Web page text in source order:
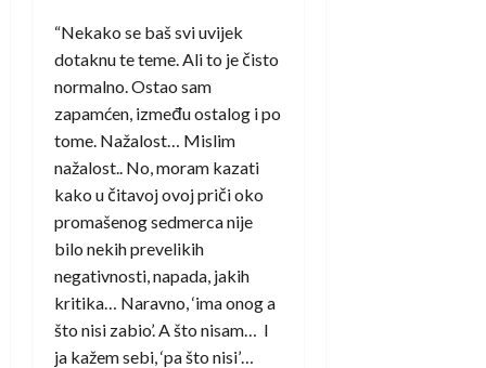
“Nekako se baš svi uvijek
dotaknu te teme. Ali to je čisto
normalno. Ostao sam
zapamćen, između ostalog i po
tome. Nažalost… Mislim
nažalost.. No, moram kazati
kako u čitavoj ovoj priči oko
promašenog sedmerca nije
bilo nekih prevelikih
negativnosti, napada, jakih
kritika… Naravno, ‘ima onog a
što nisi zabio’. A što nisam… I
ja kažem sebi, ‘pa što nisi’…